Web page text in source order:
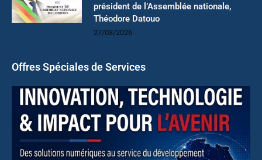
président de l’Assemblée nationale,
Théodore Datouo
27/03/2026
Offres Spéciales de Services